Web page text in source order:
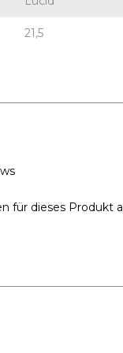
21,5
für dieses Produkt